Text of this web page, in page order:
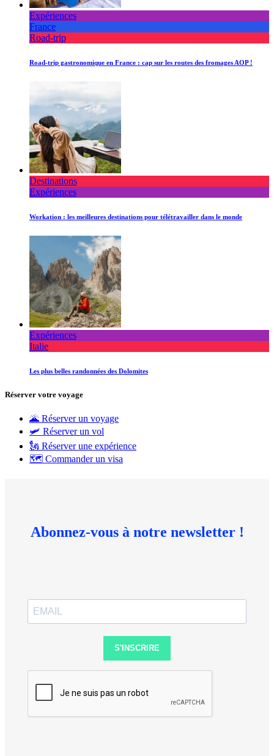
Expériences
France
Road-trip
Road-trip gastronomique en France : cap sur les routes des fromages AOP !
Destinations
Expériences
Workation : les meilleures destinations pour télétravailler dans le monde
Expériences
Italie
Les plus belles randonnées des Dolomites
Réserver votre voyage
🌋 Réserver un voyage
🛩 Réserver un vol
🗽 Réserver une expérience
🗺 Commander un visa
Abonnez-vous à notre newsletter !
S'INSCRIRE